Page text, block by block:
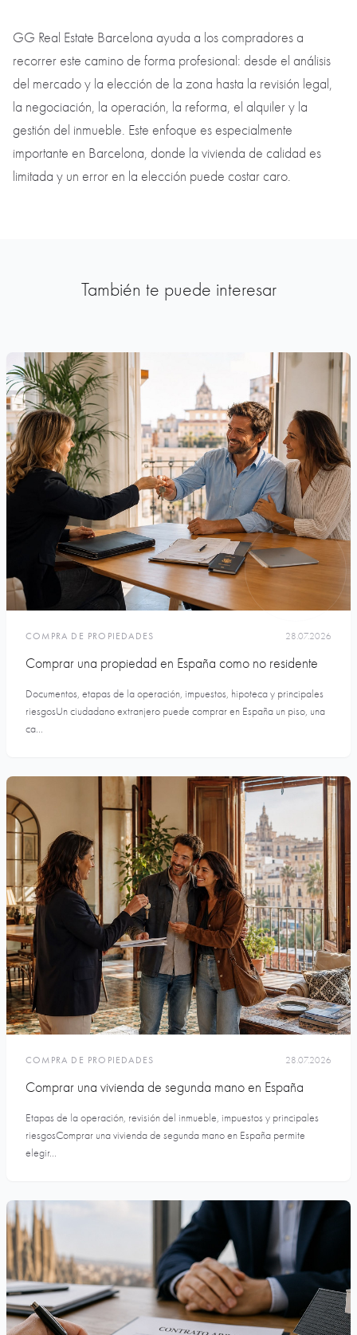
GG Real Estate Barcelona ayuda a los compradores a
recorrer este camino de forma profesional: desde el análisis
del mercado y la elección de la zona hasta la revisión legal,
la negociación, la operación, la reforma, el alquiler y la
gestión del inmueble. Este enfoque es especialmente
importante en Barcelona, donde la vivienda de calidad es
limitada y un error en la elección puede costar caro.
También te puede interesar
COMPRA DE PROPIEDADES 28.07.2026
Comprar una propiedad en España como no residente
Documentos, etapas de la operación, impuestos, hipoteca y principales
riesgosUn ciudadano extranjero puede comprar en España un piso, una
ca...
COMPRA DE PROPIEDADES 28.07.2026
Comprar una vivienda de segunda mano en España
Etapas de la operación, revisión del inmueble, impuestos y principales
riesgosComprar una vivienda de segunda mano en España permite
elegir...